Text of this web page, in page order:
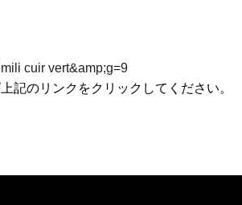
cuir vert&amp;g=9
記のリンクをクリックしてください。